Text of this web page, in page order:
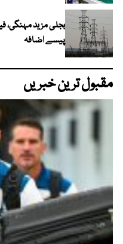
پیسے اضافہ
مقبول ترین خبریں